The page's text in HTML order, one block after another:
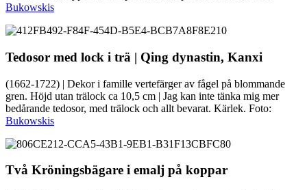
Bukowskis
Tedosor med lock i trä | Qing dynastin, Kanxi
(1662-1722) | Dekor i famille vertefärger av fågel på blommande
gren. Höjd utan trälock ca 10,5 cm | Jag kan inte tänka mig mer
bedårande tedosor, med trälock och allt bevarat. Kärlek. Foto:
Bukowskis
Två Kröningsbägare i emalj på koppar